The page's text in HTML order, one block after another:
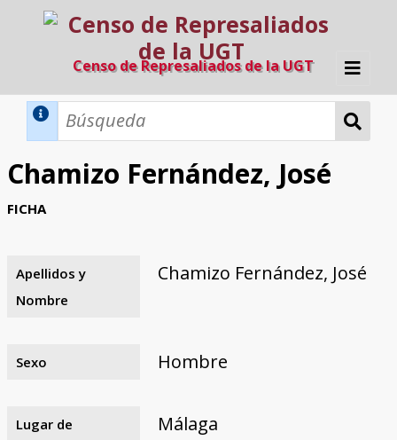
Censo de Represaliados de la UGT
Inicio
Razones y objetivos
El equipo
Colaboradores
Fuentes documentales
Chamizo Fernández, José
FICHA
Apellidos y
Nombre
Chamizo Fernández, José
Sexo Hombre
Lugar de
Málaga